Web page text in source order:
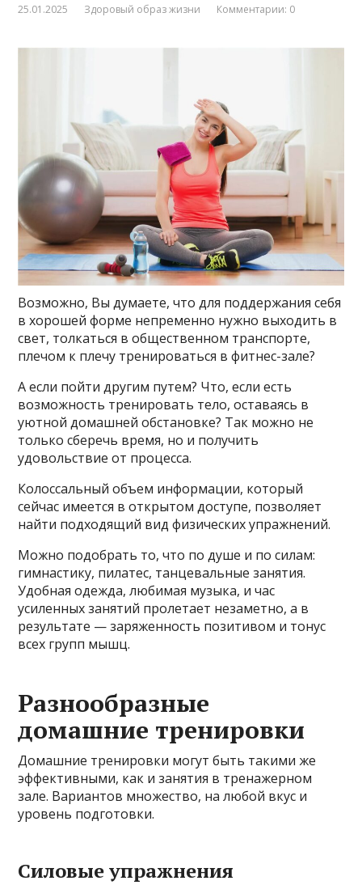
25.01.2025 Здоровый образ жизни Комментарии: 0
Возможно, Вы думаете, что для поддержания себя
в хорошей форме непременно нужно выходить в
свет, толкаться в общественном транспорте,
плечом к плечу тренироваться в фитнес-зале?
А если пойти другим путем? Что, если есть
возможность тренировать тело, оставаясь в
уютной домашней обстановке? Так можно не
только сберечь время, но и получить
удовольствие от процесса.
Колоссальный объем информации, который
сейчас имеется в открытом доступе, позволяет
найти подходящий вид физических упражнений.
Можно подобрать то, что по душе и по силам:
гимнастику, пилатес, танцевальные занятия.
Удобная одежда, любимая музыка, и час
усиленных занятий пролетает незаметно, а в
результате — заряженность позитивом и тонус
всех групп мышц.
Разнообразные
домашние тренировки
Домашние тренировки могут быть такими же
эффективными, как и занятия в тренажерном
зале. Вариантов множество, на любой вкус и
уровень подготовки.
Силовые упражнения